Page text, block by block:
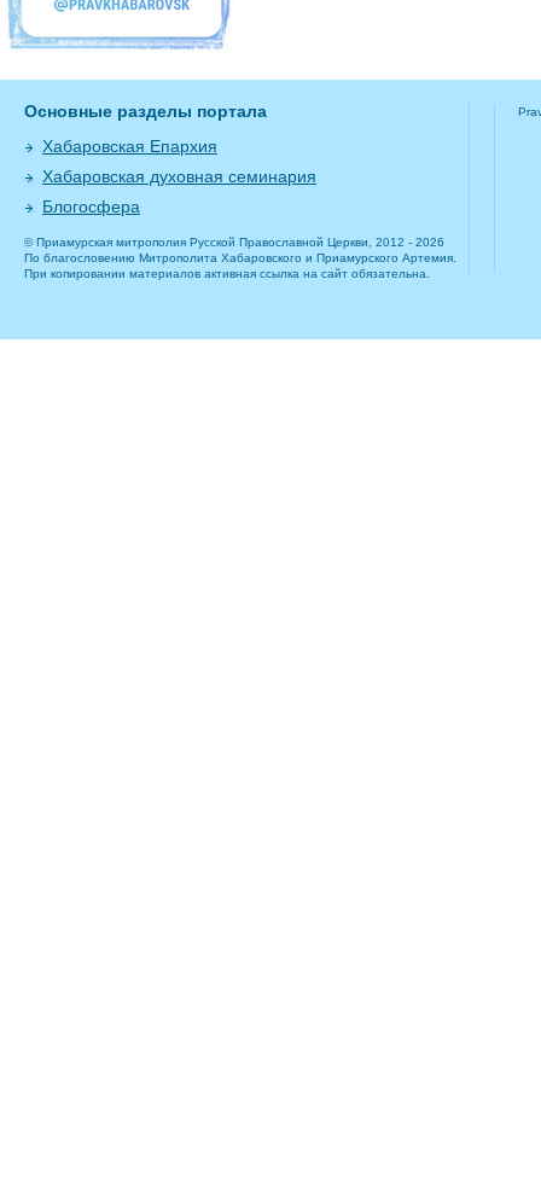
Основные разделы портала
Хабаровская Епархия
Хабаровская духовная семинария
Блогосфера
© Приамурская митрополия Русской Православной Церкви, 2012 - 2026
По благословению Митрополита Хабаровского и Приамурского Артемия.
При копировании материалов активная ссылка на сайт обязательна.